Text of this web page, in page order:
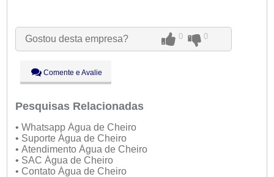
Ter:
09:00 - 18:00
Qua:
09:00 - 18:00
Sex:
09:00 - 18:00
Sáb:
Fechado
Dom:
Fechado
Gostou desta empresa? 0 0
Comente e Avalie
Pesquisas Relacionadas
• Whatsapp Água de Cheiro
• Suporte Água de Cheiro
• Atendimento Água de Cheiro
• SAC Água de Cheiro
• Contato Água de Cheiro